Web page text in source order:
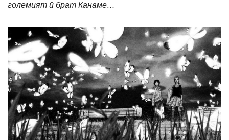
големият й брат Канаме…